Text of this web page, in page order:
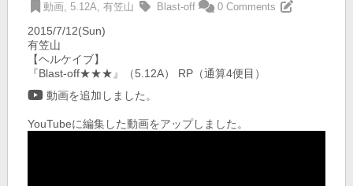
動画,5.12A,有笠山 Blast-off 0 Comments
2015/7/12(Sun)
有笠山
【ヘルケイブ】
『Blast-off★★★』（5.12A） RP（通算4便目）
動画を追加しました。
YouTubeに編集した動画をアップしました。